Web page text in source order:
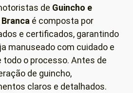
de Guincho e
é composta por
e certificados, garantindo
manuseado com cuidado e
todo o processo. Antes de
de guincho,
claros e detalhados.